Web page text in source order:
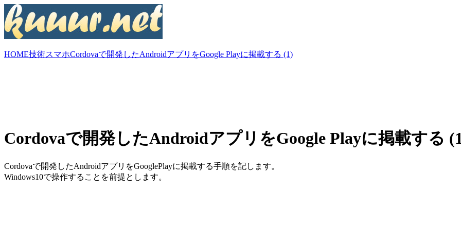
HOME技術スマホCordovaで開発したAndroidアプリをGoogle Playに掲載する (1)
Cordovaで開発したAndroidアプリをGoogle Playに掲載する
Cordovaで開発したAndroidアプリをGooglePlayに掲載する手順を記します。
Windows10で操作することを前提とします。